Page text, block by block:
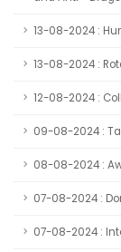
13-08-2024 :
13-08-2024 :
12-08-2024 :
09-08-2024 :
08-08-2024 :
07-08-2024 :
07-08-2024 :